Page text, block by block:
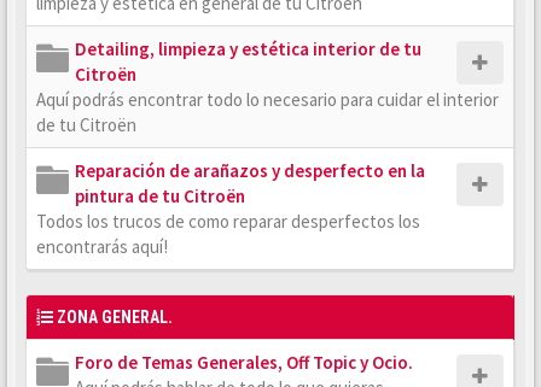
Detailing, limpieza y estética interior de tu
Citroën
Aquí podrás encontrar todo lo necesario para cuidar el interior
de tu Citroën
Reparación de arañazos y desperfecto en la
pintura de tu Citroën
Todos los trucos de como reparar desperfectos los
encontrarás aquí!
ZONA GENERAL.
Foro de Temas Generales, Off Topic y Ocio.